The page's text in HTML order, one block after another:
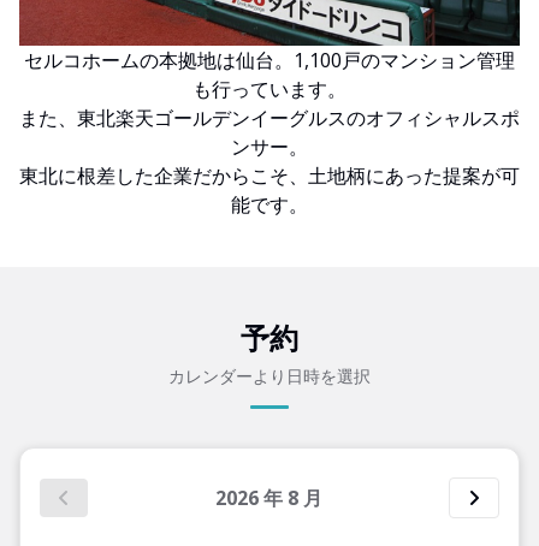
セルコホームの本拠地は仙台。1,100戸のマンション管理
も行っています。
また、東北楽天ゴールデンイーグルスのオフィシャルスポ
ンサー。
東北に根差した企業だからこそ、土地柄にあった提案が可
能です。
予約
カレンダーより日時を選択
2026年 8 月